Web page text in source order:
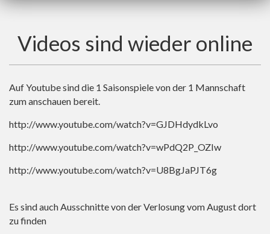
Videos sind wieder online
Auf Youtube sind die 1 Saisonspiele von der 1 Mannschaft
zum anschauen bereit.
http://www.youtube.com/watch?v=GJDHdydkLvo
http://www.youtube.com/watch?v=wPdQ2P_OZIw
http://www.youtube.com/watch?v=U8BgJaPJT6g
Es sind auch Ausschnitte von der Verlosung vom August dort
zu finden